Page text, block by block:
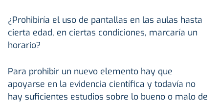
¿Prohibiría el uso de pantallas en las aulas hasta
cierta edad, en ciertas condiciones, marcaría un
horario?
Para prohibir un nuevo elemento hay que
apoyarse en la evidencia científica y todavía no
hay suficientes estudios sobre lo bueno o malo de